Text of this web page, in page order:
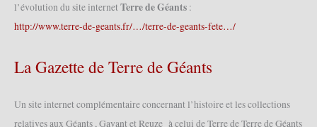
l’évolution du site internet Terre de Géants :
http://www.terre-de-geants.fr/…/terre-de-geants-fete…/
La Gazette de Terre de Géants
Un site internet complémentaire concernant l’histoire et les collections
relatives aux Géants , Gayant et Reuze à celui de Terre de Terre de Géants